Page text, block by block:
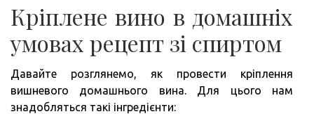
Кріплене вино в домашніх
умовах рецепт зі спиртом
Давайте розглянемо, як провести кріплення
вишневого домашнього вина. Для цього нам
знадобляться такі інгредієнти: